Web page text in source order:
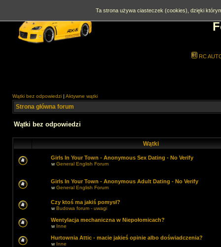
RC
Wątki bez odpowiedzi | Aktywne wątki
Strona główna forum
Wątki bez odpowiedzi
Wątki
Girls In Your Town - Anonymous Sex Dating - No Verify
wGeneral English Forum
Girls In Your Town - Anonymous Adult Dating - No Verify
wGeneral English Forum
Czy ktoś ma jakiś pomysł?
wBudowa forum - uwagi
Wentylacja mechaniczna w Niepołomicach?
w Inne
Hurtownia Attic - macie jakieś opinie albo doświadczenia?
w Inne
Ta strona używa ciasteczek (cookies), dzięki